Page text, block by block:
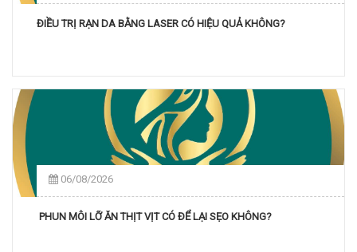
ĐIỀU TRỊ RẠN DA BẰNG LASER CÓ HIỆU QUẢ KHÔNG?
06/08/2026
PHUN MÔI LỠ ĂN THỊT VỊT CÓ ĐỂ LẠI SẸO KHÔNG?